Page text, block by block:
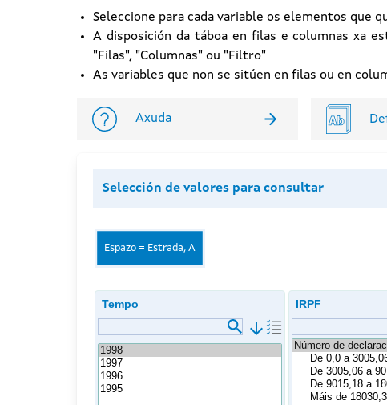
Seleccione para cada variable os elementos que
A disposición da táboa en filas e columnas xa
"Filas", "Columnas" ou "Filtro"
As variables que non se sitúen en filas ou en
Axuda
Selección de valores para consultar
Espazo = Estrada, A
Tempo
arrow_downward
IRPF